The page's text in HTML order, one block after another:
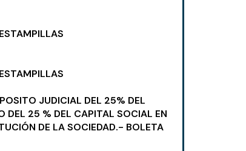
JUDICIAL DEL 25% DEL
DEL 25 % DEL CAPITAL SOCIAL EN
DE LA SOCIEDAD.- BOLETA